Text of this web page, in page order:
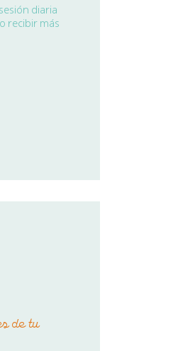
diaria
recibir más
de tu